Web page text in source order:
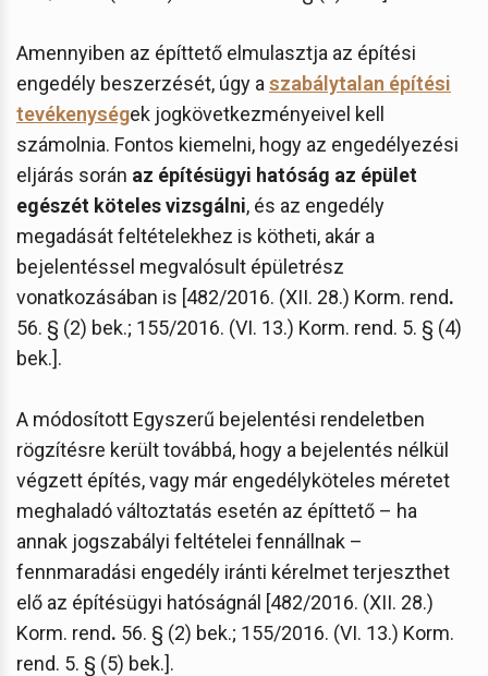
Amennyiben az építtető elmulasztja az építési
engedély beszerzését, úgy a szabálytalan építési
tevékenységek jogkövetkezményeivel kell
számolnia. Fontos kiemelni, hogy az engedélyezési
eljárás során az építésügyi hatóság az épület
egészét köteles vizsgálni, és az engedély
megadását feltételekhez is kötheti, akár a
bejelentéssel megvalósult épületrész
vonatkozásában is [482/2016. (XII. 28.) Korm. rend.
56. § (2) bek.; 155/2016. (VI. 13.) Korm. rend. 5. § (4)
bek.].
A módosított Egyszerű bejelentési rendeletben
rögzítésre került továbbá, hogy a bejelentés nélkül
végzett építés, vagy már engedélyköteles méretet
meghaladó változtatás esetén az építtető – ha
annak jogszabályi feltételei fennállnak –
fennmaradási engedély iránti kérelmet terjeszthet
elő az építésügyi hatóságnál [482/2016. (XII. 28.)
Korm. rend. 56. § (2) bek.; 155/2016. (VI. 13.) Korm.
rend. 5. § (5) bek.].